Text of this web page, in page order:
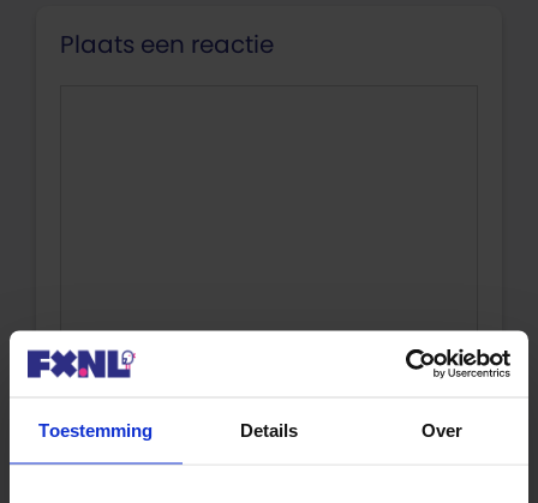
Toestemming Details Over
Plaats een reactie
Naam